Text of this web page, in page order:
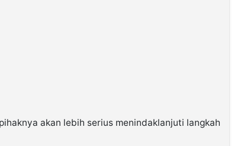
akan lebih serius menindaklanjuti langkah